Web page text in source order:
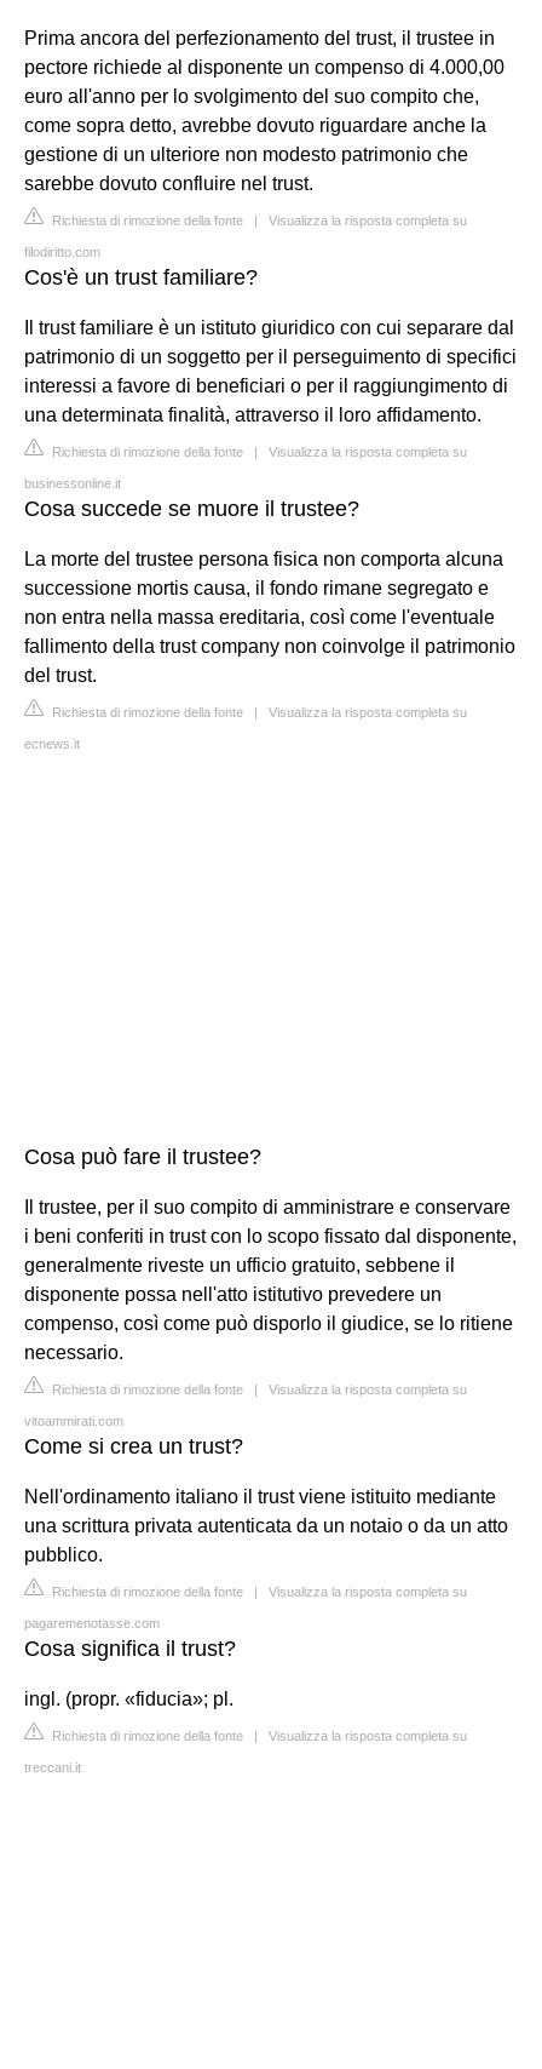
Prima ancora del perfezionamento del trust, il trustee in
pectore richiede al disponente un compenso di 4.000,00
euro all'anno per lo svolgimento del suo compito che,
come sopra detto, avrebbe dovuto riguardare anche la
gestione di un ulteriore non modesto patrimonio che
sarebbe dovuto confluire nel trust.
Richiesta di rimozione della fonte | Visualizza la risposta completa su
filodiritto.com
Cos'è un trust familiare?
Il trust familiare è un istituto giuridico con cui separare dal
patrimonio di un soggetto per il perseguimento di specifici
interessi a favore di beneficiari o per il raggiungimento di
una determinata finalità, attraverso il loro affidamento.
Richiesta di rimozione della fonte | Visualizza la risposta completa su
businessonline.it
Cosa succede se muore il trustee?
La morte del trustee persona fisica non comporta alcuna
successione mortis causa, il fondo rimane segregato e
non entra nella massa ereditaria, così come l'eventuale
fallimento della trust company non coinvolge il patrimonio
del trust.
Richiesta di rimozione della fonte | Visualizza la risposta completa su
ecnews.it
Cosa può fare il trustee?
Il trustee, per il suo compito di amministrare e conservare
i beni conferiti in trust con lo scopo fissato dal disponente,
generalmente riveste un ufficio gratuito, sebbene il
disponente possa nell'atto istitutivo prevedere un
compenso, così come può disporlo il giudice, se lo ritiene
necessario.
Richiesta di rimozione della fonte | Visualizza la risposta completa su
vitoammirati.com
Come si crea un trust?
Nell'ordinamento italiano il trust viene istituito mediante
una scrittura privata autenticata da un notaio o da un atto
pubblico.
Richiesta di rimozione della fonte | Visualizza la risposta completa su
pagaremenotasse.com
Cosa significa il trust?
ingl. (propr. «fiducia»; pl.
Richiesta di rimozione della fonte | Visualizza la risposta completa su
treccani.it